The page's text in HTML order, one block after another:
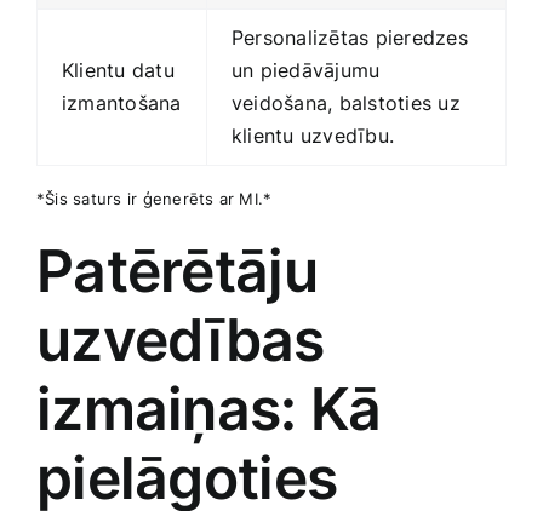
Klientu datu
izmantošana
Personalizētas pieredzes
un piedāvājumu
veidošana, balstoties​ uz
klientu uzvedību.
*Šis saturs ir ģenerēts ar MI.*
Patērētāju
uzvedības
izmaiņas: Kā ​
pielāgoties